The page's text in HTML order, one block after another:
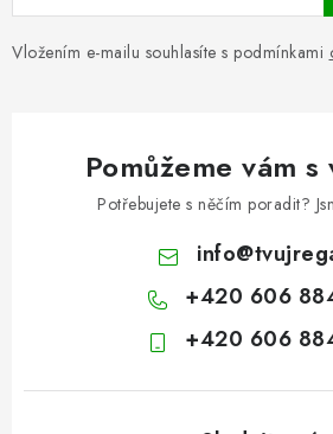
Vložením e-mailu souhlasíte s podmínkami
Pomůžeme vám
Potřebujete s něčím poradit?
info@
+420 606
+420 606